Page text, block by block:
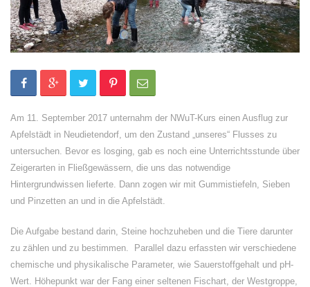
Am 11. September 2017 unternahm der NWuT-Kurs einen Ausflug zur
Apfelstädt in Neudietendorf, um den Zustand „unseres“ Flusses zu
untersuchen. Bevor es losging, gab es noch eine Unterrichtsstunde über
Zeigerarten in Fließgewässern, die uns das notwendige
Hintergrundwissen lieferte. Dann zogen wir mit Gummistiefeln, Sieben
und Pinzetten an und in die Apfelstädt.
Die Aufgabe bestand darin, Steine hochzuheben und die Tiere darunter
zu zählen und zu bestimmen. Parallel dazu erfassten wir verschiedene
chemische und physikalische Parameter, wie Sauerstoffgehalt und pH-
Wert. Höhepunkt war der Fang einer seltenen Fischart, der Westgroppe,